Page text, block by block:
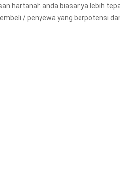
hartanah anda biasanya lebih
/ penyewa yang berpotensi